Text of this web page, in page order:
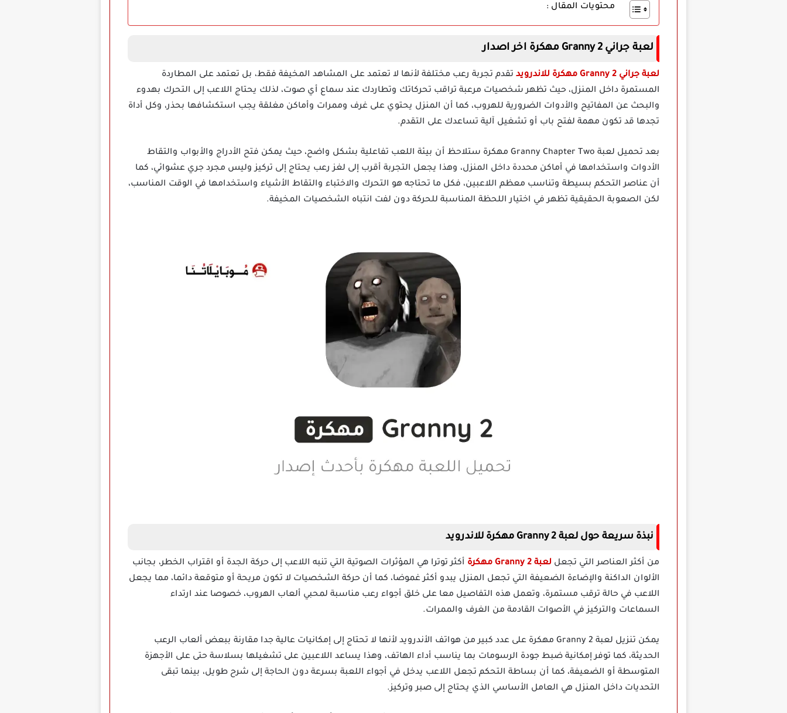
محتويات المقال :
لعبة جراني Granny 2 مهكرة اخر اصدار
لعبة جراني Granny 2 مهكرة للاندرويد
تقدم تجربة رعب مختلفة لأنها لا تعتمد على المشاهد المخيفة فقط، بل تعتمد على المطاردة
المستمرة داخل المنزل، حيث تظهر شخصيات مرعبة تراقب تحركاتك وتطاردك عند سماع أي صوت، لذلك يحتاج اللاعب إلى التحرك بهدوء
والبحث عن المفاتيح والأدوات الضرورية للهروب، كما أن المنزل يحتوي على غرف وممرات وأماكن مغلقة يجب استكشافها بحذر، وكل أداة
تجدها قد تكون مهمة لفتح باب أو تشغيل آلية تساعدك على التقدم.
بعد تحميل لعبة Granny Chapter Two مهكرة ستلاحظ أن بيئة اللعب تفاعلية بشكل واضح، حيث يمكن فتح الأدراج والأبواب والتقاط
الأدوات واستخدامها في أماكن محددة داخل المنزل، وهذا يجعل التجربة أقرب إلى لغز رعب يحتاج إلى تركيز وليس مجرد جري عشوائي، كما
أن عناصر التحكم بسيطة وتناسب معظم اللاعبين، فكل ما تحتاجه هو التحرك والاختباء والتقاط الأشياء واستخدامها في الوقت المناسب،
لكن الصعوبة الحقيقية تظهر في اختيار اللحظة المناسبة للحركة دون لفت انتباه الشخصيات المخيفة.
نبذة سريعة حول لعبة Granny 2 مهكرة للاندرويد
من أكثر العناصر التي تجعل لعبة Granny 2 مهكرة
أكثر توترا هي المؤثرات الصوتية التي تنبه اللاعب إلى حركة الجدة أو اقتراب الخطر، بجانب
الألوان الداكنة والإضاءة الضعيفة التي تجعل المنزل يبدو أكثر غموضا، كما أن حركة الشخصيات لا تكون مريحة أو متوقعة دائما، مما يجعل
اللاعب في حالة ترقب مستمرة، وتعمل هذه التفاصيل معا على خلق أجواء رعب مناسبة لمحبي ألعاب الهروب، خصوصا عند ارتداء
السماعات والتركيز في الأصوات القادمة من الغرف والممرات.
يمكن تنزيل لعبة Granny 2 مهكرة على عدد كبير من هواتف الأندرويد لأنها لا تحتاج إلى إمكانيات عالية جدا مقارنة ببعض ألعاب الرعب
الحديثة، كما توفر إمكانية ضبط جودة الرسومات بما يناسب أداء الهاتف، وهذا يساعد اللاعبين على تشغيلها بسلاسة حتى على الأجهزة
المتوسطة أو الضعيفة، كما أن بساطة التحكم تجعل اللاعب يدخل في أجواء اللعبة بسرعة دون الحاجة إلى شرح طويل، بينما تبقى
التحديات داخل المنزل هي العامل الأساسي الذي يحتاج إلى صبر وتركيز.